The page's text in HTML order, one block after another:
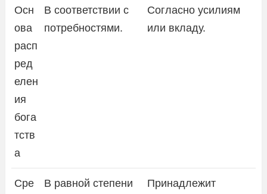
Осн
ова
расп
ред
елен
ия
бога
тств
а
В соответствии с
потребностями.
Согласно усилиям
или вкладу.
Сре
В равной степени
Принадлежит